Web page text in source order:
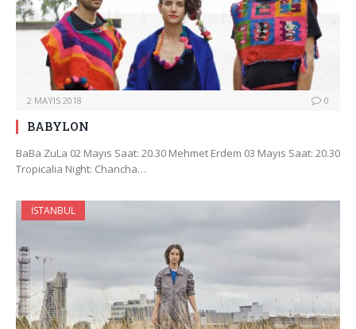
2 MAYIS 2018 0
BABYLON
BaBa ZuLa 02 Mayıs Saat: 20.30 Mehmet Erdem 03 Mayıs Saat: 20.30
Tropicalia Night: Chancha…
İSTANBUL